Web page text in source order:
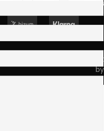
Copyright © 2023 Skpro,
by